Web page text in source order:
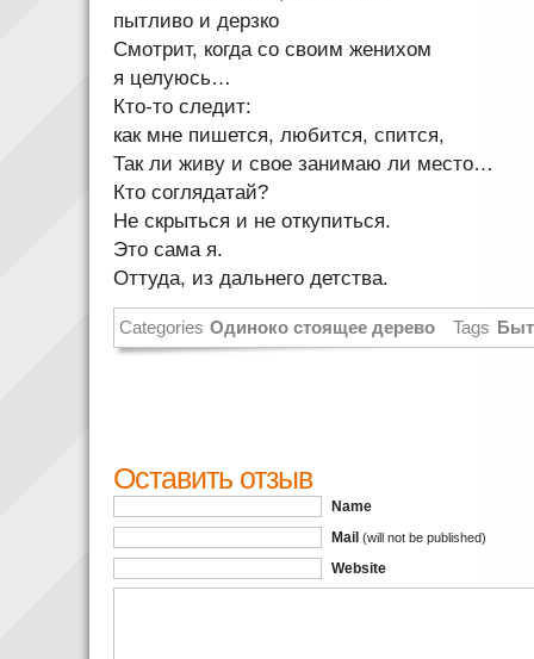
пытливо и дерзко
Смотрит, когда со своим женихом
я целуюсь…
Кто-то следит:
как мне пишется, любится, спится,
Так ли живу и свое занимаю ли место…
Кто соглядатай?
Не скрыться и не откупиться.
Это сама я.
Оттуда, из дальнего детства.
Categories Одиноко стоящее дерево Tags Быт
Оставить отзыв
Name
Mail (will not be published)
Website